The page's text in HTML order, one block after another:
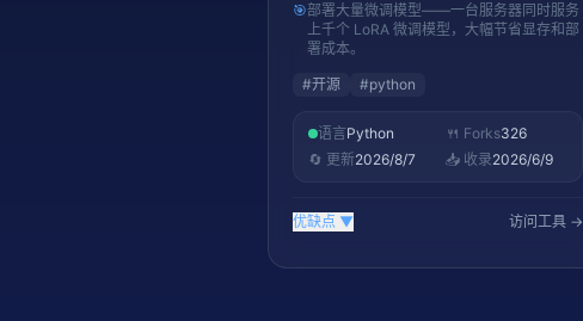
🎯部署大量微调模型——一台服务器同时服务
上千个 LoRA 微调模型，大幅节省显存和部
署成本。
#开源 #python
语言Python 🍴 Forks326
🔄 更新2026/8/7 📥 收录2026/6/9
优缺点 ▼ 访问工具 →